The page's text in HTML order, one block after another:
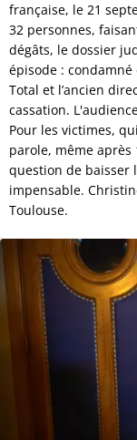
française, le 21
32 personnes,
dégâts, le dossier
épisode :
Total et l’ancien
cassation.
Pour les victimes,
parole, même après
question de baisser
impensable.
Toulouse.